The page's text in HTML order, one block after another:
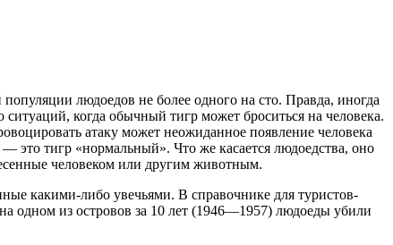
людоедов не более одного на сто. Правда, иногда
когда обычный тигр может броситься на человека.
атаку может неожиданное появление человека
это тигр «нормальный». Что же касается людоедства, оно
человеком или другим животным.
какими-либо увечьями. В справочнике для туристов-
одном из островов за 10 лет (1946—1957) людоеды убили